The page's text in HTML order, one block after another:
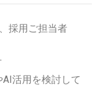
採用ご担当者
AI活用を検討して